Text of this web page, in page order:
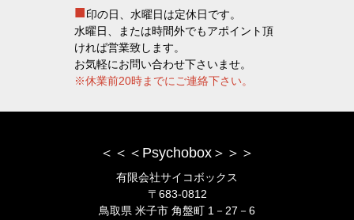
■印の日、水曜日は定休日です。
水曜日、または時間外でもアポイント頂
ければ営業致します。
お気軽にお問い合わせ下さいませ。
※休業前20時までにご連絡下さい。
＜＜＜Psychobox＞＞＞
有限会社サイコボックス
〒683-0812
鳥取県 米子市 角盤町 1－27－6